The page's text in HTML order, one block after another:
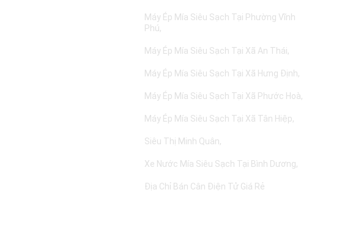
Máy Ép Mía Siêu Sạch Tại Phường Vĩnh
Phú
Máy Ép Mía Siêu Sạch Tại Xã An Thái
Máy Ép Mía Siêu Sạch Tại Xã Hưng Định
Máy Ép Mía Siêu Sạch Tại Xã Phước Hoà
Máy Ép Mía Siêu Sạch Tại Xã Tân Hiệp
Siêu Thị Minh Quân
Xe Nước Mía Siêu Sạch Tại Bình Dương
Địa Chỉ Bán Cân Điện Tử Giá Rẻ